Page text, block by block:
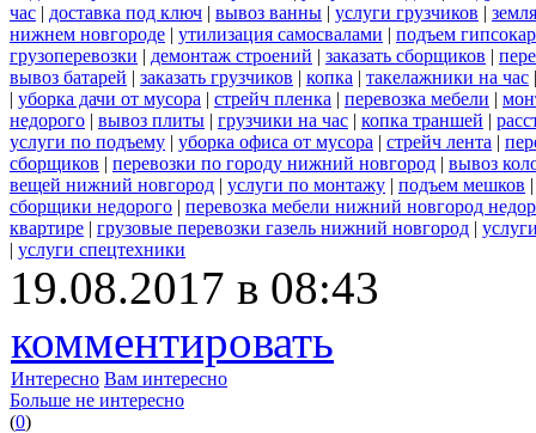
час | доставка под ключ | вывоз ванны | услуги грузчиков |
нижнем новгороде | утилизация самосвалами | подъем
грузоперевозки | демонтаж строений | заказать сборщиков |
вывоз батарей | заказать грузчиков | копка | такелажники на час
| уборка дачи от мусора | стрейч пленка | перевозка мебели |
недорого | вывоз плиты | грузчики на час | копка траншей |
услуги по подъему | уборка офиса от мусора | стрейч лента |
сборщиков | перевозки по городу нижний новгород | вывоз
вещей нижний новгород | услуги по монтажу | подъем мешков
сборщики недорого | перевозка мебели нижний новгород
квартире | грузовые перевозки газель нижний новгород |
| услуги спецтехники
19.08.2017 в 08:43
комментировать
Интересно Вам интересно
Больше не интересно
(0)